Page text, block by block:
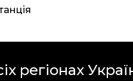
регіонах